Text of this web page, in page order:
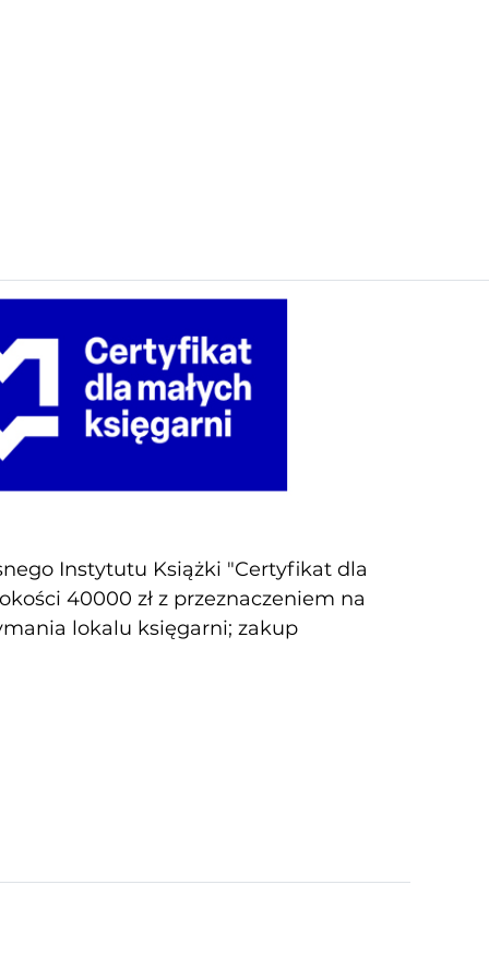
Instytutu Książki "Certyfikat dla
40000 zł z przeznaczeniem na
lokalu księgarni; zakup